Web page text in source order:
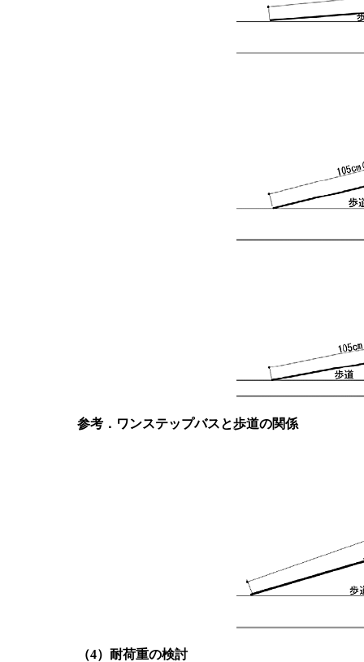
参考．ワンステップバスと歩道の関係
（4）耐荷重の検討